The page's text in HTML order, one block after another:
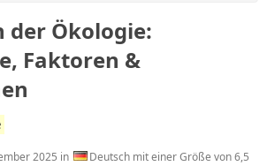
der Ökologie:
Faktoren &
2025 in
Deutsch mit einer Größe von 6,5